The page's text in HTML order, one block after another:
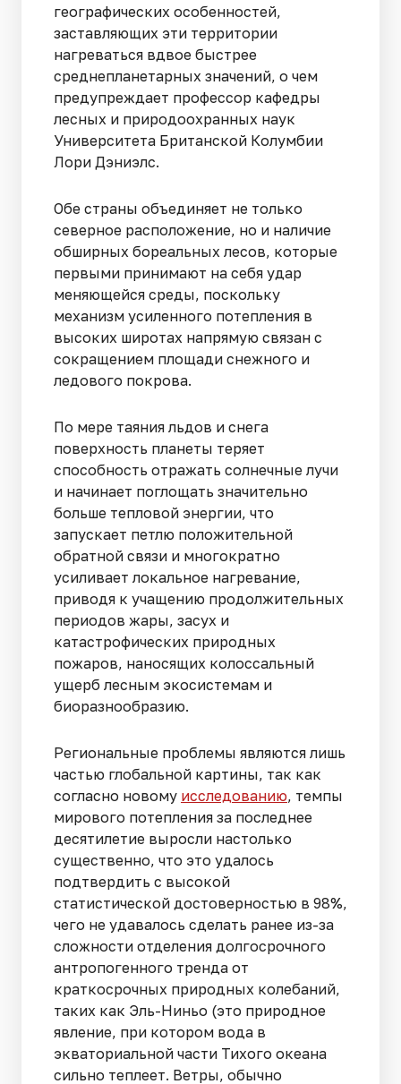
географических особенностей,
заставляющих эти территории
нагреваться вдвое быстрее
среднепланетарных значений, о чем
предупреждает профессор кафедры
лесных и природоохранных наук
Университета Британской Колумбии
Лори Дэниэлс.
Обе страны объединяет не только
северное расположение, но и наличие
обширных бореальных лесов, которые
первыми принимают на себя удар
меняющейся среды, поскольку
механизм усиленного потепления в
высоких широтах напрямую связан с
сокращением площади снежного и
ледового покрова.
По мере таяния льдов и снега
поверхность планеты теряет
способность отражать солнечные лучи
и начинает поглощать значительно
больше тепловой энергии, что
запускает петлю положительной
обратной связи и многократно
усиливает локальное нагревание,
приводя к учащению продолжительных
периодов жары, засух и
катастрофических природных
пожаров, наносящих колоссальный
ущерб лесным экосистемам и
биоразнообразию.
Региональные проблемы являются лишь
частью глобальной картины, так как
согласно новому исследованию, темпы
мирового потепления за последнее
десятилетие выросли настолько
существенно, что это удалось
подтвердить с высокой
статистической достоверностью в 98%,
чего не удавалось сделать ранее из-за
сложности отделения долгосрочного
антропогенного тренда от
краткосрочных природных колебаний,
таких как Эль-Ниньо (это природное
явление, при котором вода в
экваториальной части Тихого океана
сильно теплеет. Ветры, обычно